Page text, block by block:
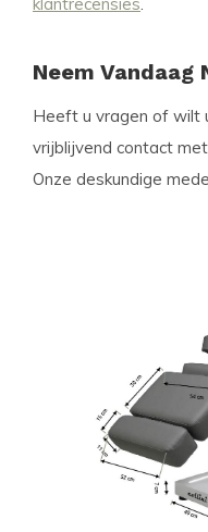
Neem Vandaag
Heeft u vragen of wilt
vrijblijvend contact
Onze deskundige